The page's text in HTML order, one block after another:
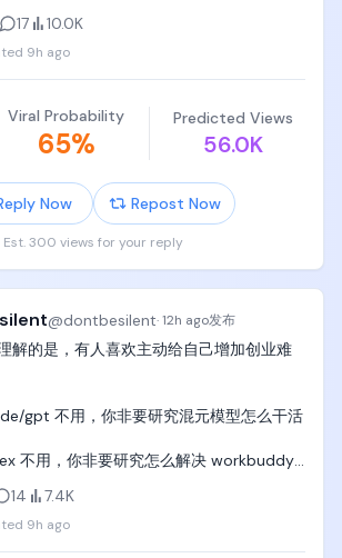
https://t.co/11eFbQACfN
17 10.0K
9h ago
Viral Probability
65%
Predicted Views
56.0K
Now Repost Now
Est. 300 views for your reply
@dontbesilent·12h ago发布
解的是，有人喜欢主动给自己增加创业难
gpt 不用，你非要研究混元模型怎么干活
不用，你非要研究怎么解决 workbuddy
忙碌的创业者，应该是没有闲工夫做这个
14 7.4K
9h ago